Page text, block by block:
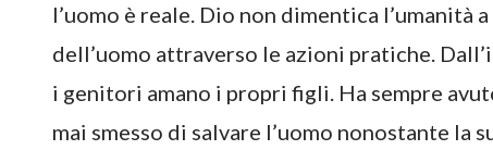
l’uomo è reale. Dio non dimentica l’umanità
dell’uomo attraverso le azioni pratiche.
i genitori amano i propri figli. Ha sempre
mai smesso di salvare l’uomo nonostante la